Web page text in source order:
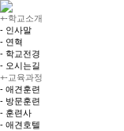
+-학교소개
- 인사말
- 연혁
- 학교전경
- 오시는길
+- 교육과정
- 애견훈련
- 방문훈련
- 훈련사
- 애견호텔